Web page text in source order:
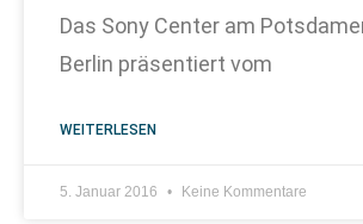
Das Sony Center am
Berlin präsentiert vom
WEITERLESEN
5. Januar 2016 Keine Kommentare